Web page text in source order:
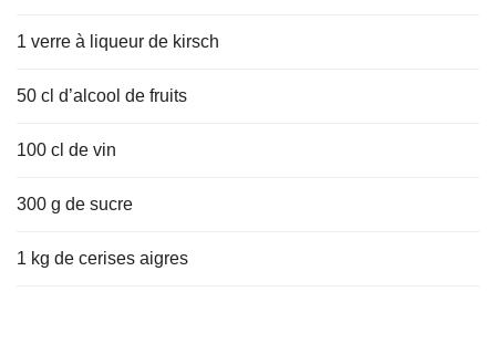
1 verre à liqueur de kirsch
50 cl d’alcool de fruits
100 cl de vin
300 g de sucre
1 kg de cerises aigres